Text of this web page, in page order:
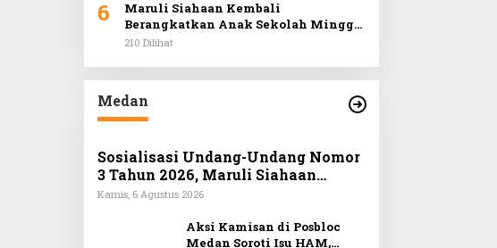
6
Maruli Siahaan Kembali
Berangkatkan Anak Sekolah Minggu
HKBP Padang Bulan Wisata Rohani
210 Dilihat
Medan
Sosialisasi Undang-Undang Nomor
3 Tahun 2026, Maruli Siahaan
Tegaskan Informan Wajib Dapat
Kamis, 6 Agustus 2026
Aksi Kamisan di Posbloc
Medan Soroti Isu HAM,